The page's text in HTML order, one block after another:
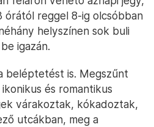
órától reggel 8-ig olcsóbban
helyszínen sok buli
igazán.
beléptetést is. Megszűnt
és romantikus
várakoztak, kókadoztak,
utcákban, meg a